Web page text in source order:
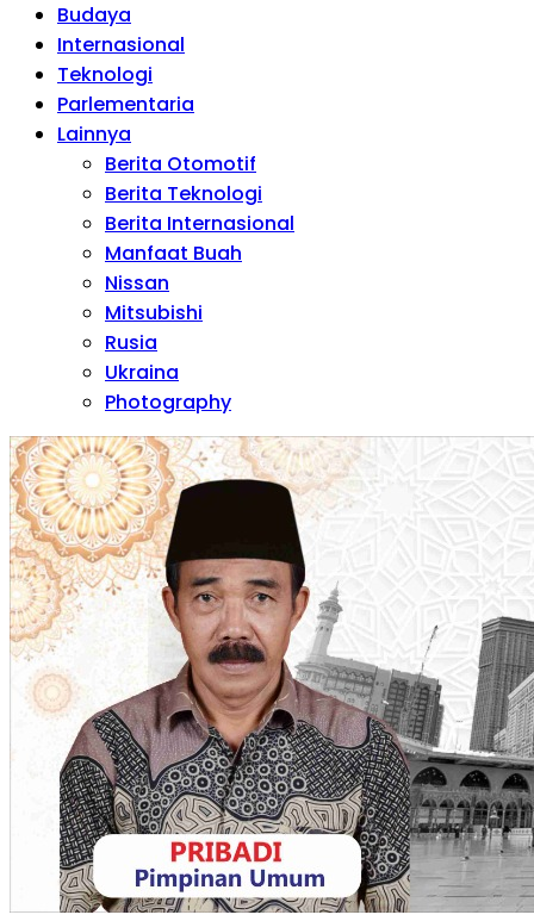
Budaya
Internasional
Teknologi
Parlementaria
Lainnya
Berita Otomotif
Berita Teknologi
Berita Internasional
Manfaat Buah
Nissan
Mitsubishi
Rusia
Ukraina
Photography